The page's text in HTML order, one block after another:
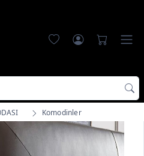
Komodinler